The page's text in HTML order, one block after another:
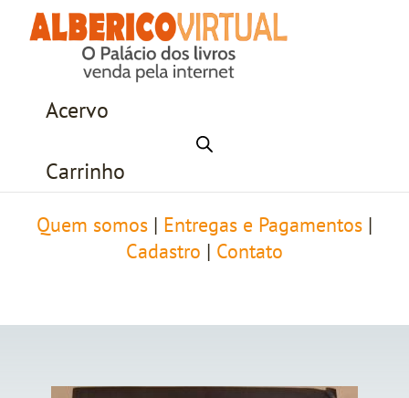
Acervo
Carrinho
Quem somos Entregas e Pagamentos
Cadastro
Contato